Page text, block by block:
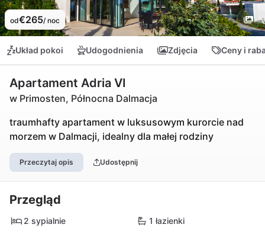
od€265/ noc
Układ pokoi Udogodnienia Zdjęcia Ceny i
Apartament Adria VI
w Primosten, Północna Dalmacja
traumhafty apartament w luksusowym kurorcie nad
morzem w Dalmacji, idealny dla małej rodziny
Przeczytaj opis Udostępnij
Przegląd
2 sypialnie
1 łazienki